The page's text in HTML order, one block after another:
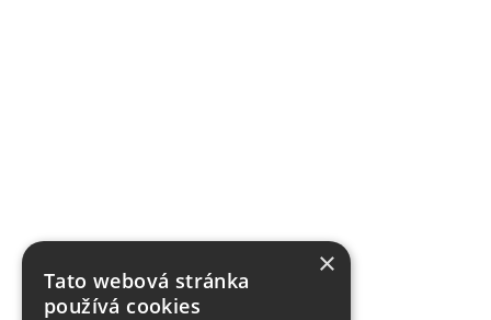
×
Tato webová stránka
používá cookies